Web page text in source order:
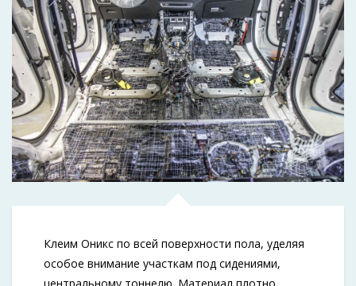
Клеим Оникс по всей поверхности пола, уделяя
особое внимание участкам под сидениями,